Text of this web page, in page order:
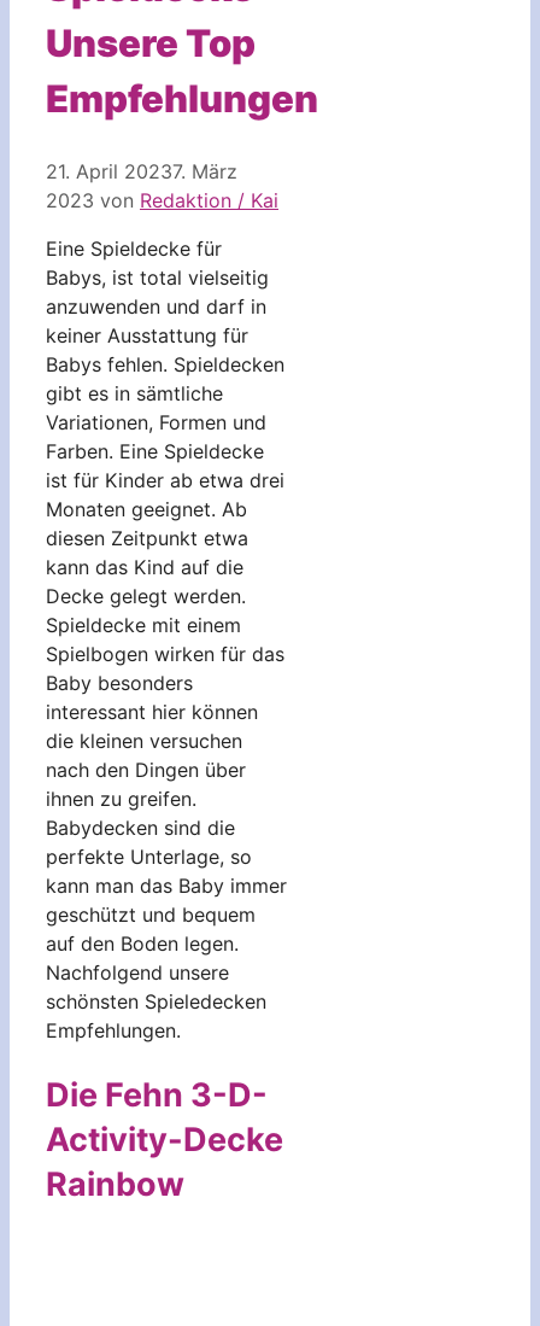
Unsere Top
Empfehlungen
21. April 20237. März
2023 von Redaktion / Kai
Eine Spieldecke für
Babys, ist total vielseitig
anzuwenden und darf in
keiner Ausstattung für
Babys fehlen. Spieldecken
gibt es in sämtliche
Variationen, Formen und
Farben. Eine Spieldecke
ist für Kinder ab etwa drei
Monaten geeignet. Ab
diesen Zeitpunkt etwa
kann das Kind auf die
Decke gelegt werden.
Spieldecke mit einem
Spielbogen wirken für das
Baby besonders
interessant hier können
die kleinen versuchen
nach den Dingen über
ihnen zu greifen.
Babydecken sind die
perfekte Unterlage, so
kann man das Baby immer
geschützt und bequem
auf den Boden legen.
Nachfolgend unsere
schönsten Spieledecken
Empfehlungen.
Die Fehn 3-D-
Activity-Decke
Rainbow